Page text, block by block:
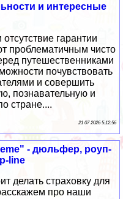
и интересные
гарантии
проблематичным чисто
путешественниками
почувствовать
и совершить
познавательную и
стране....
21 07 2026 5:12:56
- дюльфер, роуп-
line
делать страховку для
про наши